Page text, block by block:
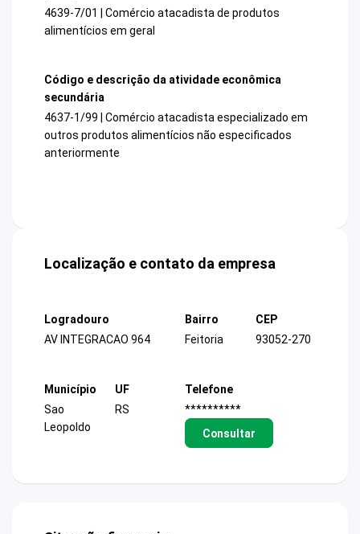
4639-7/01 | Comércio atacadista de produtos
alimentícios em geral
Código e descrição da atividade econômica
secundária
4637-1/99 | Comércio atacadista especializado em
outros produtos alimentícios não especificados
anteriormente
Localização e contato da empresa
Logradouro
AV INTEGRACAO 964
Bairro
Feitoria
CEP
93052-270
Município
Sao
Leopoldo
UF
RS
Telefone
**********
Consultar